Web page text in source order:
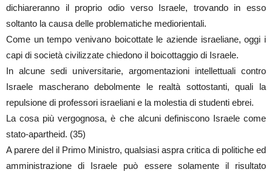
dichiareranno il proprio odio verso Israele, trovando in esso
soltanto la causa delle problematiche mediorientali.
Come un tempo venivano boicottate le aziende israeliane, oggi i
capi di società civilizzate chiedono il boicottaggio di Israele.
In alcune sedi universitarie, argomentazioni intellettuali contro
Israele mascherano debolmente le realtà sottostanti, quali la
repulsione di professori israeliani e la molestia di studenti ebrei.
La cosa più vergognosa, è che alcuni definiscono Israele come
stato-apartheid. (35)
A parere del il Primo Ministro, qualsiasi aspra critica di politiche ed
amministrazione di Israele può essere solamente il risultato